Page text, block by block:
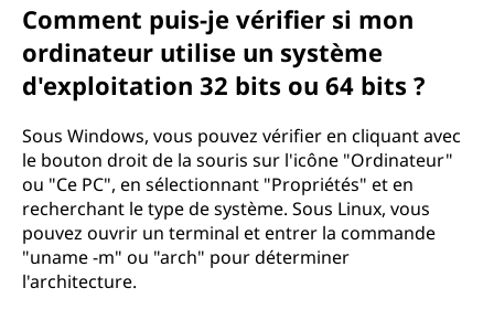
Comment puis-je vérifier si mon
ordinateur utilise un système
d'exploitation 32 bits ou 64 bits ?
Sous Windows, vous pouvez vérifier en cliquant avec
le bouton droit de la souris sur l'icône "Ordinateur"
ou "Ce PC", en sélectionnant "Propriétés" et en
recherchant le type de système. Sous Linux, vous
pouvez ouvrir un terminal et entrer la commande
"uname -m" ou "arch" pour déterminer
l'architecture.